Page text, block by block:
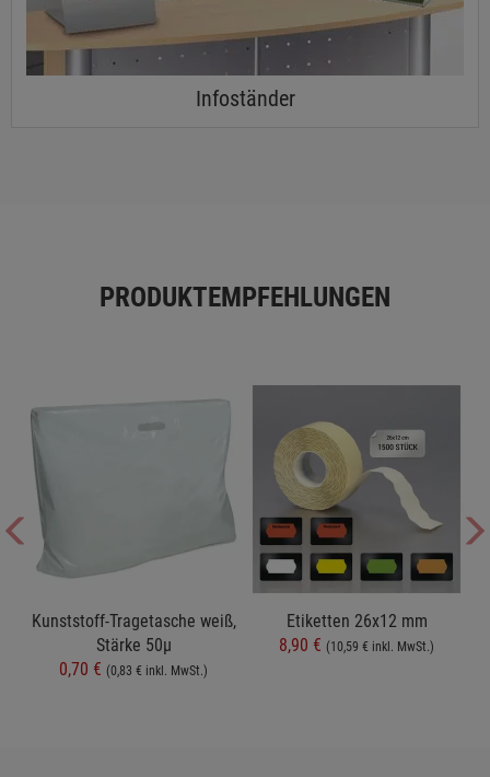
Infoständer
PRODUKTEMPFEHLUNGEN
Kunststoff-Tragetasche weiß,
Stärke 50µ
0,70 € (0,83 € inkl. MwSt.)
Etiketten 26x12 mm
8,90 € (10,59 € inkl. MwSt.)